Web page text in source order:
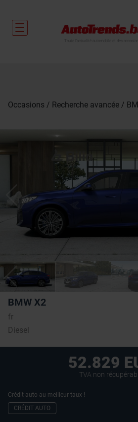
Occasions Recherche avancée
BMW X2
fr
Diesel
52.829
TVA non
Crédit auto au meilleur taux !
CRÉDIT AUTO